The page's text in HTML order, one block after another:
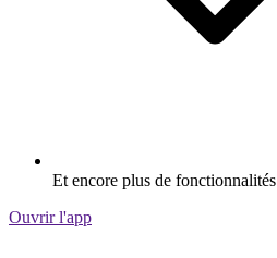
Et encore plus de fonctionnalités
Ouvrir l'app